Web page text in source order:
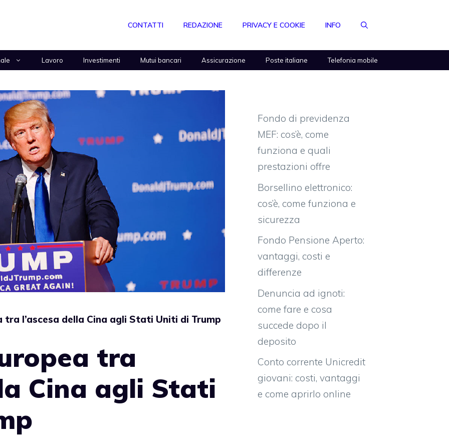
CONTATTI REDAZIONE PRIVACY E COOKIE INFO
Lavoro Investimenti Mutui bancari Assicurazione Poste italiane Telefonia mobile
tra l’ascesa della Cina agli Stati Uniti di Trump
tra
Cina agli Stati
Fondo di previdenza
MEF: cos’è, come
funziona e quali
prestazioni offre
Borsellino elettronico:
cos’è, come funziona e
sicurezza
Fondo Pensione Aperto:
vantaggi, costi e
differenze
Denuncia ad ignoti:
come fare e cosa
succede dopo il
deposito
Conto corrente Unicredit
giovani: costi, vantaggi
e come aprirlo online